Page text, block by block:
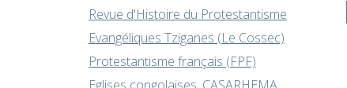
Revue d'Histoire du Protestantisme
Evangéliques Tziganes (Le Cossec)
Protestantisme français (FPF)